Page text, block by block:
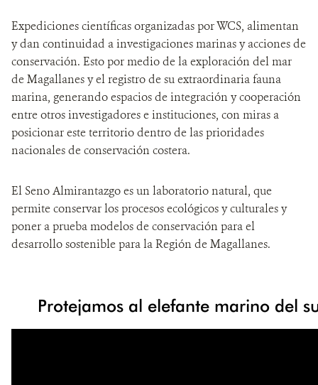
Expediciones científicas organizadas por WCS, alimentan
y dan continuidad a investigaciones marinas y acciones de
conservación. Esto por medio de la exploración del mar
de Magallanes y el registro de su extraordinaria fauna
marina, generando espacios de integración y cooperación
entre otros investigadores e instituciones, con miras a
posicionar este territorio dentro de las prioridades
nacionales de conservación costera.
El Seno Almirantazgo es un laboratorio natural, que
permite conservar los procesos ecológicos y culturales y
poner a prueba modelos de conservación para el
desarrollo sostenible para la Región de Magallanes.
Protejamos al elefante marino del